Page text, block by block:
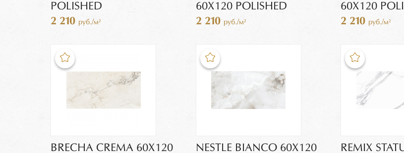
POLISHED
2 210 руб./м²
60X120 POLISHED
2 210 руб./м²
60X120
2 210 руб./м²
BRECHA CREMA 60X120
NESTLE BIANCO 60X120
REMIX